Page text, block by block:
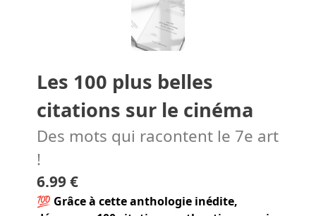
Les 100 plus belles
citations sur le cinéma
Des mots qui racontent le 7e art
!
6.99 €
💯 Grâce à cette anthologie inédite,